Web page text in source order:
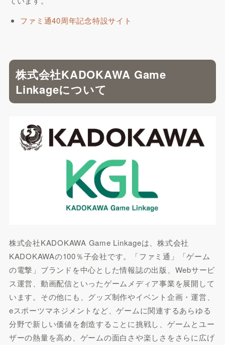
ファミ通40周年記念特設サイト
株式会社KADOKAWA Game
Linkageについて
株式会社KADOKAWA Game Linkageは、株式会社
KADOKAWAの100％子会社です。「ファミ通」「ゲーム
の電撃」ブランドを中心とした情報誌の出版、Webサービ
ス運営、動画配信といったゲームメディア事業を展開して
います。その他にも、グッズ制作やイベント企画・運営、
eスポーツマネジメントなど、ゲームに関連するあらゆる
分野で新しい価値を創造することに挑戦し、ゲームとユー
ザーの熱量を高め、ゲームの面白さや楽しさをさらに広げ